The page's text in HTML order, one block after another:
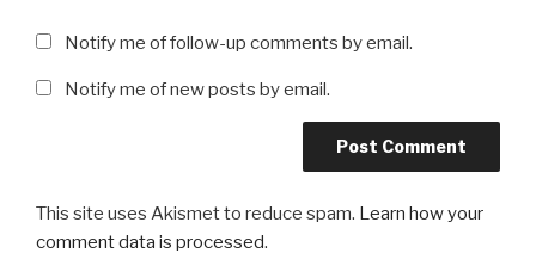
Notify me of follow-up comments by email.
Notify me of new posts by email.
This site uses Akismet to reduce spam. Learn how your
comment data is processed.